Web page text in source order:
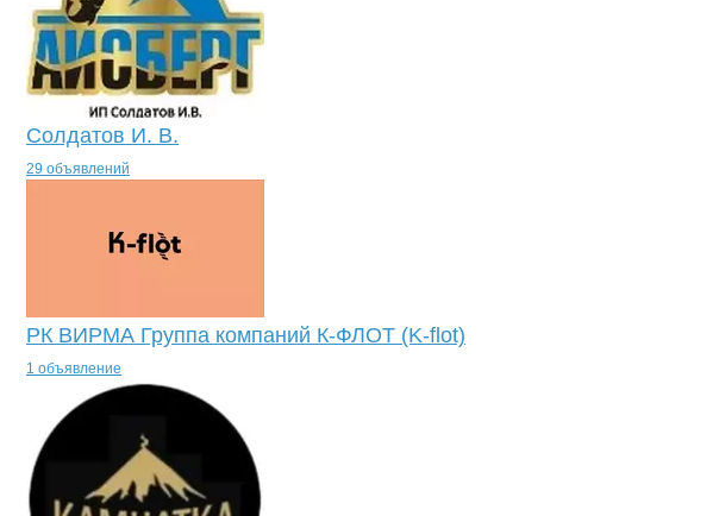
Солдатов И. В.
29 объявлений
РК ВИРМА Группа компаний К-ФЛОТ (K-flot)
1 объявление